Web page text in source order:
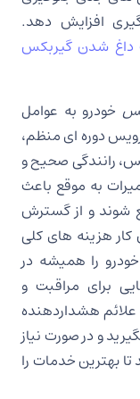
افزایش دهد.
داغ شدن گیربکس
خودرو به عوامل
دوره ای منظم،
رانندگی صحیح و
به موقع باعث
شوند و از گسترش
هزینه های کلی
را همیشه در
برای مراقبت و
هشداردهنده
و در صورت نیاز
بهترین خدمات را